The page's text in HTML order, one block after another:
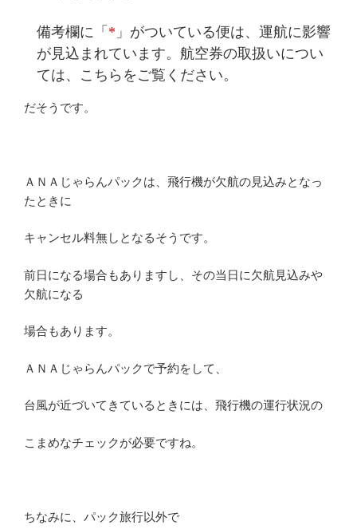
備考欄に「 * 」がついている便は、運航に影響
が見込まれています。航空券の取扱いについ
ては、こちらをご覧ください。
だそうです。
ＡＮＡじゃらんパックは、飛行機が欠航の見込みとなっ
たときに
キャンセル料無しとなるそうです。
前日になる場合もありますし、その当日に欠航見込みや
欠航になる
場合もあります。
ＡＮＡじゃらんパックで予約をして、
台風が近づいてきているときには、飛行機の運行状況の
こまめなチェックが必要ですね。
ちなみに、パック旅行以外で